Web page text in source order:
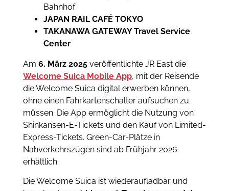
Bahnhof
JAPAN RAIL CAFÉ TOKYO
TAKANAWA GATEWAY Travel Service
Center
Am 6. März 2025veröffentlichte JR East die
Welcome Suica Mobile App, mit der Reisende
die Welcome Suica digital erwerben können,
ohne einen Fahrkartenschalter aufsuchen zu
müssen. Die App ermöglicht die Nutzung von
Shinkansen-E-Tickets und den Kauf von Limited-
Express-Tickets. Green-Car-Plätze in
Nahverkehrszügen sind ab Frühjahr 2026
erhältlich.
Die Welcome Suica ist wiederaufladbar und